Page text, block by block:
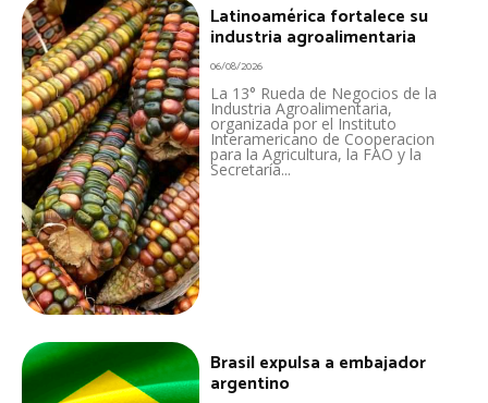
Latinoamérica fortalece su
industria agroalimentaria
06/08/2026
La 13° Rueda de Negocios de la
Industria Agroalimentaria,
organizada por el Instituto
Interamericano de Cooperacion
para la Agricultura, la FAO y la
Secretaría...
Brasil expulsa a embajador
argentino